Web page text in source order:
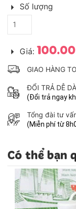
Số lượng
Giá:
GIAO HÀNG
ĐỔI TRẢ DỄ
(Đổi trả ngay
Tổng đài tư
(Miễn phí từ
Có thể bạn